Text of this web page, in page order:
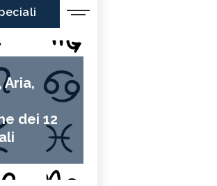
Aria,
dei 12